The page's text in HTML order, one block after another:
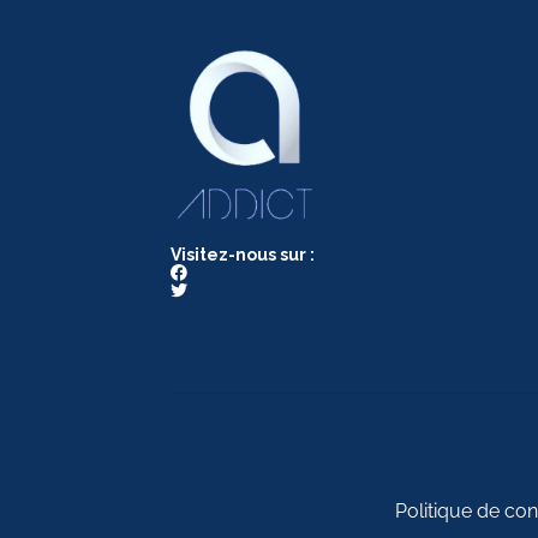
Visitez-nous sur :
Politique de